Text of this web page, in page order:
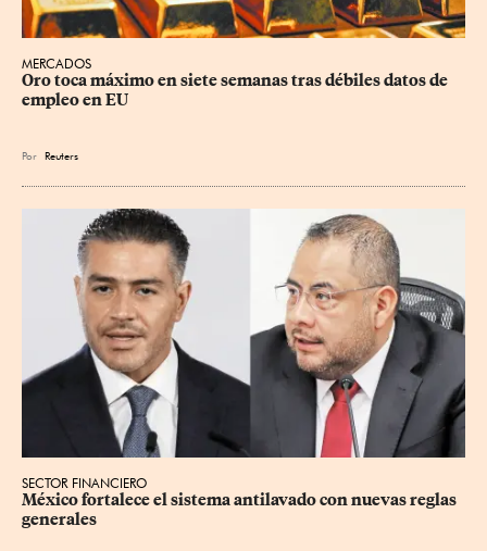
MERCADOS
Oro toca máximo en siete semanas tras débiles datos de
empleo en EU
Por Reuters
SECTOR FINANCIERO
México fortalece el sistema antilavado con nuevas reglas
generales